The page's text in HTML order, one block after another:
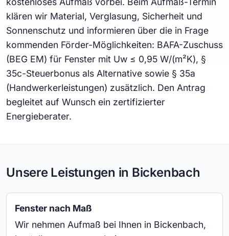
klären wir Material, Verglasung, Sicherheit und
Sonnenschutz und informieren über die in Frage
kommenden Förder-Möglichkeiten: BAFA-Zuschuss
(BEG EM) für Fenster mit Uw ≤ 0,95 W/(m²K), §
35c-Steuerbonus als Alternative sowie § 35a
(Handwerkerleistungen) zusätzlich. Den Antrag
begleitet auf Wunsch ein zertifizierter
Energieberater.
Unsere Leistungen in Bickenbach
Fenster nach Maß
Wir nehmen Aufmaß bei Ihnen in Bickenbach,